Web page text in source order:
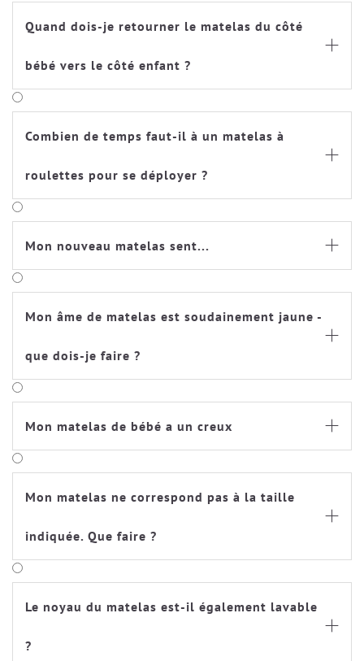
Quand dois-je retourner le matelas du côté
bébé vers le côté enfant ?

Combien de temps faut-il à un matelas à
roulettes pour se déployer ?

Mon nouveau matelas sent... 
Mon âme de matelas est soudainement jaune -
que dois-je faire ?

Mon matelas de bébé a un creux 
Mon matelas ne correspond pas à la taille
indiquée. Que faire ?

Le noyau du matelas est-il également lavable
?
